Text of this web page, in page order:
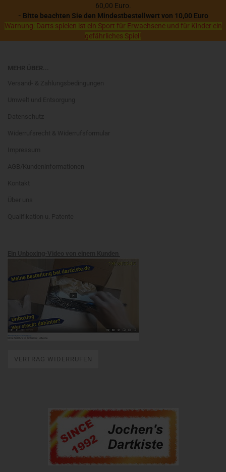
60,00 Euro.
- Bitte beachten Sie den Mindestbestellwert von 10,00 Euro
Warnung: Darts spielen ist ein Sport für Erwachsene und für Kinder ein
gefährliches Spiel!
VERTRAG WIDERRUFEN